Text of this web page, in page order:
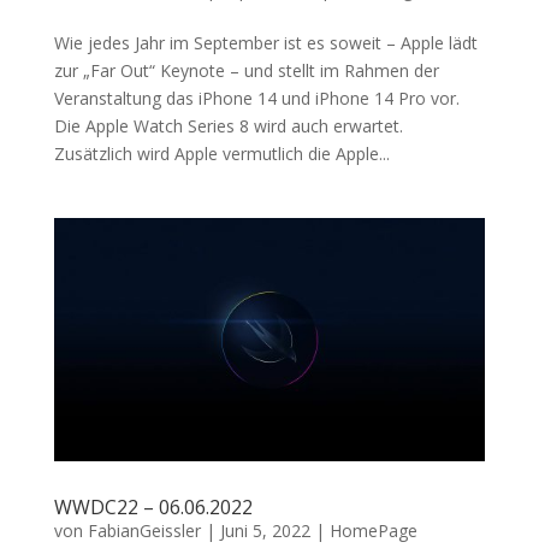
Wie jedes Jahr im September ist es soweit – Apple lädt
zur „Far Out“ Keynote – und stellt im Rahmen der
Veranstaltung das iPhone 14 und iPhone 14 Pro vor.
Die Apple Watch Series 8 wird auch erwartet.
Zusätzlich wird Apple vermutlich die Apple...
WWDC22 – 06.06.2022
von FabianGeissler| Juni 5, 2022 | HomePage